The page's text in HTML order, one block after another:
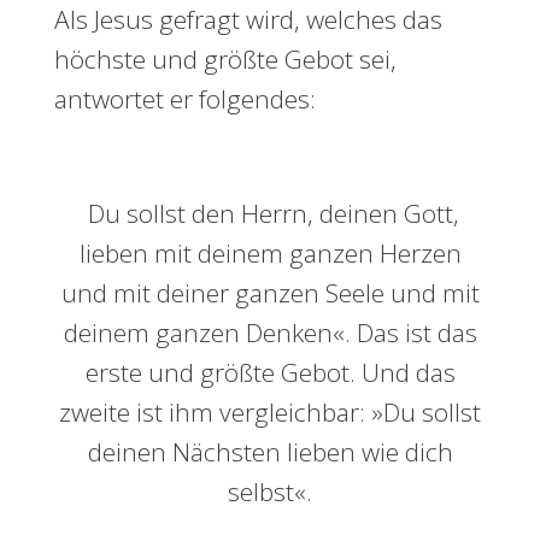
Als Jesus gefragt wird, welches das
höchste und größte Gebot sei,
antwortet er folgendes:
Du sollst den Herrn, deinen Gott,
lieben mit deinem ganzen Herzen
und mit deiner ganzen Seele und mit
deinem ganzen Denken«. Das ist das
erste und größte Gebot. Und das
zweite ist ihm vergleichbar: »Du sollst
deinen Nächsten lieben wie dich
selbst«.